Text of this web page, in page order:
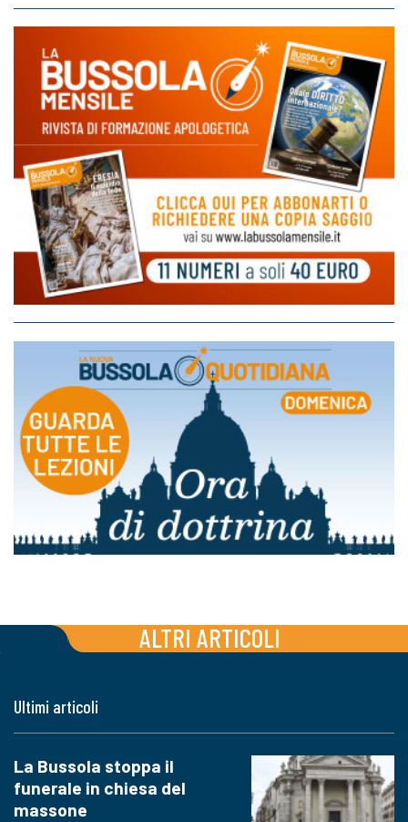
ALTRI ARTICOLI
Ultimi articoli
La Bussola stoppa il
funerale in chiesa del
massone